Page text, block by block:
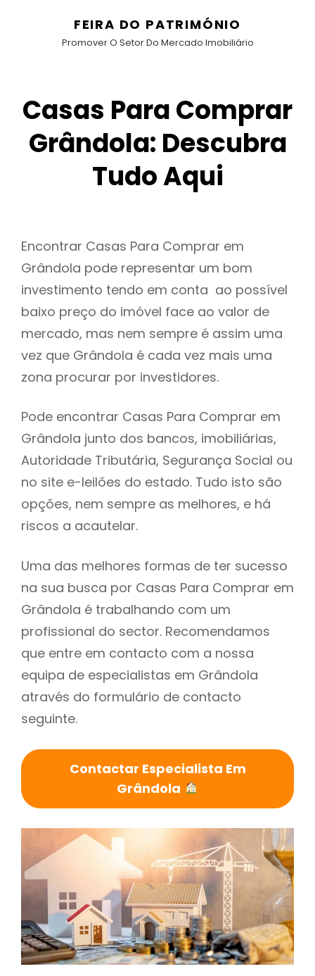
FEIRA DO PATRIMÓNIO
Promover O Setor Do Mercado Imobiliário
Casas Para Comprar
Grândola: Descubra
Tudo Aqui
Encontrar Casas Para Comprar em
Grândola pode representar um bom
investimento tendo em conta ao possível
baixo preço do imóvel face ao valor de
mercado, mas nem sempre é assim uma
vez que Grândola é cada vez mais uma
zona procurar por investidores.
Pode encontrar Casas Para Comprar em
Grândola junto dos bancos, imobiliárias,
Autoridade Tributária, Segurança Social ou
no site e-leilões do estado. Tudo isto são
opções, nem sempre as melhores, e há
riscos a acautelar.
Uma das melhores formas de ter sucesso
na sua busca por Casas Para Comprar em
Grândola é trabalhando com um
profissional do sector. Recomendamos
que entre em contacto com a nossa
equipa de especialistas em Grândola
através do formulário de contacto
seguinte.
Contactar Especialista Em
Grândola